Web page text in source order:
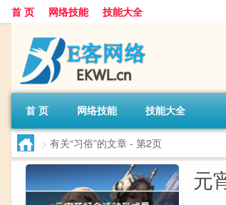
首 页 网络技能 技能大全
首 页 网络技能 技能大全
> 有关“习俗”的文章 - 第2页
元